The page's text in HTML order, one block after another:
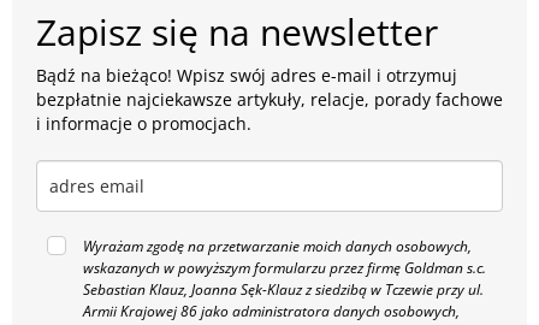
Zapisz się na newsletter
Bądź na bieżąco! Wpisz swój adres e-mail i otrzymuj
bezpłatnie najciekawsze artykuły, relacje, porady fachowe
i informacje o promocjach.
Wyrażam zgodę na przetwarzanie moich danych osobowych,
wskazanych w powyższym formularzu przez firmę Goldman s.c.
Sebastian Klauz, Joanna Sęk-Klauz z siedzibą w Tczewie przy ul.
Armii Krajowej 86 jako administratora danych osobowych,